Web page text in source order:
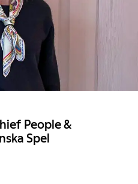
People &
Spel